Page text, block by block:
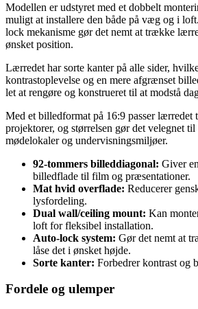
Modellen er udstyret med et dobbelt
muligt at installere den både på væg og i
lock mekanisme gør det nemt at trække
ønsket position.
Lærredet har sorte kanter på alle sider,
kontrastoplevelse og en mere afgrænset
let at rengøre og konstrueret til at modstå
Med et billedformat på 16:9 passer lærredet
projektorer, og størrelsen gør det velegnet
mødelokaler og undervisningsmiljøer.
92-tommers billeddiagonal: Giver
billedflade til film og præsentationer.
Mat hvid overflade: Reducerer
lysfordeling.
Dual wall/ceiling mount: Kan
loft for fleksibel installation.
Auto-lock system: Gør det nemt at
låse det i ønsket højde.
Sorte kanter: Forbedrer kontrast og
Fordele og ulemper